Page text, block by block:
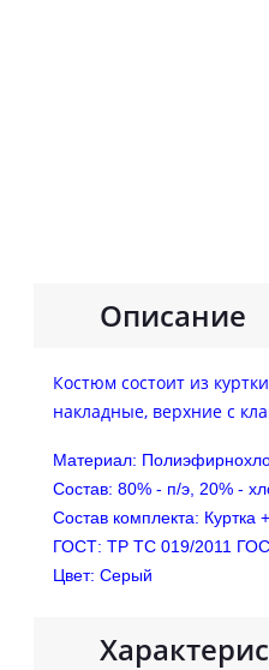
Описание
Костюм состоит из
накладные, верхние с
Материал:
Состав: 80% - п/э, 20% -
Состав комплекта: Куртка
ГОСТ: ТР ТС 019/2011
Цвет: Серый